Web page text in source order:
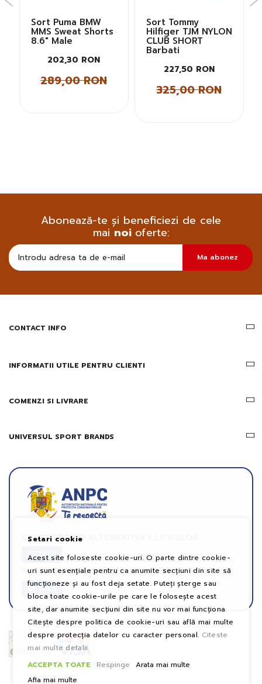
Sort Puma BMW
MMS Sweat Shorts
8.6" Male
202,30 RON
289,00 RON
Sort Tommy
Hilfiger TJM NYLON
CLUB SHORT
Barbati
227,50 RON
325,00 RON
Abonează-te și beneficiezi de cele
mainoi oferte:
sa
primesc
informatii
Ma abonez
CONTACT INFO
INFORMATII UTILE PENTRU CLIENTI
COMENZI SI LIVRARE
UNIVERSUL SPORT BRANDS
SOLUȚIONAREA ALTERNATIVĂ A LITIGIILOR
DETALII
SOLUȚIONAREA ONLINE A LITIGIILOR
DETALII
Setari cookie
Acest site foloseste cookie-uri. O parte dintre cookie-
uri sunt esențiale pentru ca anumite secțiuni din site să
funcționeze și au fost deja setate. Puteți șterge sau
bloca toate cookie-urile pe care le folosește acest
site, dar anumite secțiuni din site nu vor mai funcționa.
Citește despre politica de cookie-uri sau află mai multe
despre protecția datelor cu caracter personal. Citeste
mai multe detalii
ACCEPTA TOATE
Respinge
Arata mai multe
Afla mai multe